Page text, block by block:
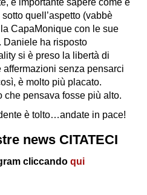
è importante sapere come è
quell’aspetto (vabbè
CapaMonique con le sue
Daniele ha risposto
si è preso la libertà di
affermazioni senza pensarci
è molto più placato.
che pensava fosse più alto.
è tolto…andate in pace!
news CITATECI
cliccando qui